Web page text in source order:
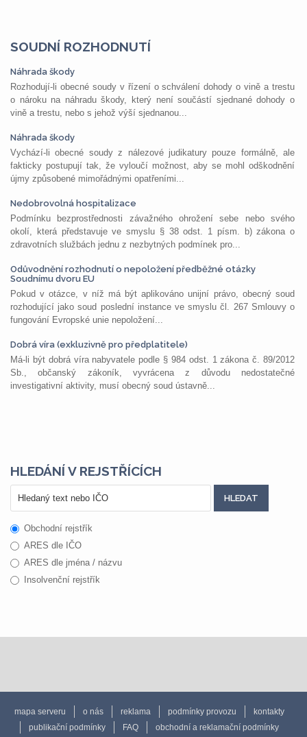
SOUDNÍ ROZHODNUTÍ
Náhrada škody
Rozhodují-li obecné soudy v řízení o schválení dohody o vině a trestu
o nároku na náhradu škody, který není součástí sjednané dohody o
vině a trestu, nebo s jehož výší sjednanou...
Náhrada škody
Vychází-li obecné soudy z nálezové judikatury pouze formálně, ale
fakticky postupují tak, že vyloučí možnost, aby se mohl odškodnění
újmy způsobené mimořádnými opatřeními...
Nedobrovolná hospitalizace
Podmínku bezprostřednosti závažného ohrožení sebe nebo svého
okolí, která představuje ve smyslu § 38 odst. 1 písm. b) zákona o
zdravotních službách jednu z nezbytných podmínek pro...
Odůvodnění rozhodnutí o nepoložení předběžné otázky
Soudnímu dvoru EU
Pokud v otázce, v níž má být aplikováno unijní právo, obecný soud
rozhodující jako soud poslední instance ve smyslu čl. 267 Smlouvy o
fungování Evropské unie nepoložení...
Dobrá víra (exkluzivně pro předplatitele)
Má-li být dobrá víra nabyvatele podle § 984 odst. 1 zákona č. 89/2012
Sb., občanský zákoník, vyvrácena z důvodu nedostatečné
investigativní aktivity, musí obecný soud ústavně...
HLEDÁNÍ V REJSTŘÍCÍCH
Obchodní rejstřík
ARES dle IČO
ARES dle jména / názvu
Insolvenční rejstřík
mapa serveru o nás reklama podmínky provozu
kontakty
publikační podmínky
FAQ obchodní a reklamační podmínky